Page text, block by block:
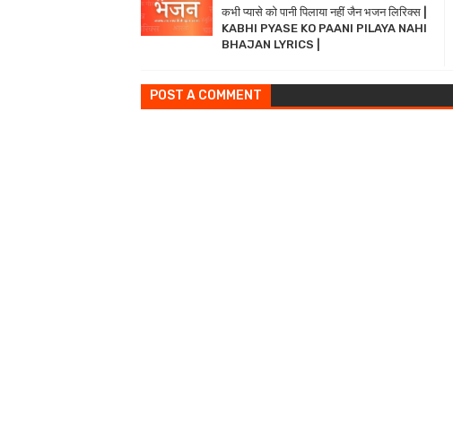
कभी प्यासे को पानी पिलाया नहीं जैन भजन लिरिक्स |
KABHI PYASE KO PAANI PILAYA NAHI
BHAJAN LYRICS |
POST A COMMENT